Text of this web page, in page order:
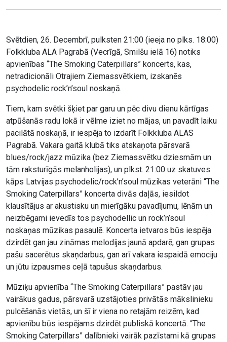
Svētdien, 26. Decembrī, pulksten 21:00 (ieeja no plks. 18:00)
Folkkluba ALA Pagrabā (Vecrīgā, Smilšu ielā 16) notiks
apvienības “The Smoking Caterpillars” koncerts, kas,
netradicionāli Otrajiem Ziemassvētkiem, izskanēs
psychodelic rock’n’soul noskaņā.
Tiem, kam svētki šķiet par garu un pēc divu dienu kārtīgas
atpūšanās radu lokā ir vēlme iziet no mājas, un pavadīt laiku
pacilātā noskaņā, ir iespēja to izdarīt Folkkluba ALAS
Pagrabā. Vakara gaitā klubā tiks atskaņota pārsvarā
blues/rock/jazz mūzika (bez Ziemassvētku dziesmām un
tām raksturīgās melanholijas), un plkst. 21:00 uz skatuves
kāps Latvijas psychodelic/rock’n’soul mūzikas veterāni “The
Smoking Caterpillars” koncerta divās daļās, iesildot
klausītājus ar akustisku un mierīgāku pavadījumu, lēnām un
neizbēgami ievedīs tos psychodellic un rock’n’soul
noskaņas mūzikas pasaulē. Koncerta ietvaros būs iespēja
dzirdēt gan jau zināmas melodijas jaunā apdarē, gan grupas
pašu sacerētus skaņdarbus, gan arī vakara iespaidā emociju
un jūtu izpausmes ceļā tapušus skaņdarbus.
Mūziķu apvienība “The Smoking Caterpillars” pastāv jau
vairākus gadus, pārsvarā uzstājoties privātās mākslinieku
pulcēšanās vietās, un šī ir viena no retajām reizēm, kad
apvienību būs iespējams dzirdēt publiskā koncertā. “The
Smoking Caterpillars” dalībnieki vairāk pazīstami kā grupas